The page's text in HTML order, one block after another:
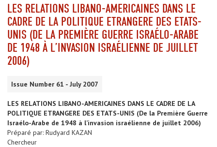
LES RELATIONS LIBANO-AMERICAINES DANS LE
CADRE DE LA POLITIQUE ETRANGERE DES ETATS-
UNIS (DE LA PREMIÈRE GUERRE ISRAÉLO-ARABE
DE 1948 À L’INVASION ISRAÉLIENNE DE JUILLET
2006)
Issue Number 61 - July 2007
LES RELATIONS LIBANO-AMERICAINES DANS LE CADRE DE LA
POLITIQUE ETRANGERE DES ETATS-UNIS (De la Première Guerre
Israélo-Arabe de 1948 à l’invasion israélienne de juillet 2006)
Préparé par: Rudyard KAZAN
Chercheur